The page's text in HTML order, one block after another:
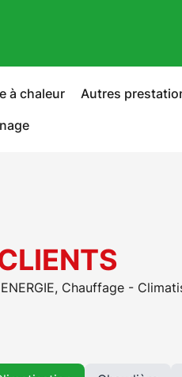
à chaleur Autres
Chauffage -